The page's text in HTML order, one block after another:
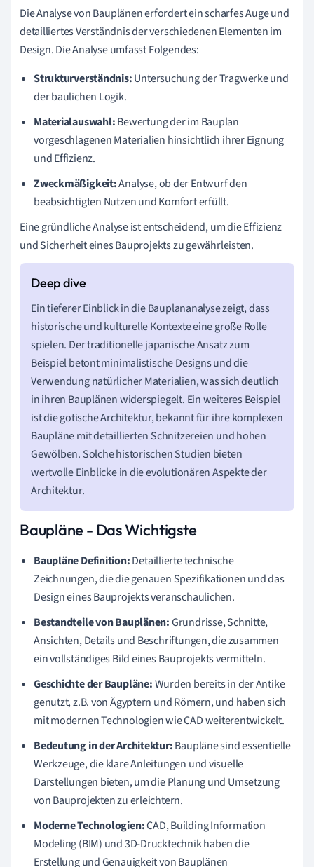
Die Analyse von Bauplänen erfordert ein scharfes Auge und
detailliertes Verständnis der verschiedenen Elementen im
Design. Die Analyse umfasst Folgendes:
Strukturverständnis:Untersuchung der Tragwerke und
der baulichen Logik.
Materialauswahl:Bewertung der im Bauplan
vorgeschlagenen Materialien hinsichtlich ihrer Eignung
und Effizienz.
Zweckmäßigkeit:Analyse, ob der Entwurf den
beabsichtigten Nutzen und Komfort erfüllt.
Eine gründliche Analyse ist entscheidend, um die Effizienz
und Sicherheit eines Bauprojekts zu gewährleisten.
Ein tieferer Einblick in die Bauplananalyse zeigt, dass
historische und kulturelle Kontexte eine große Rolle
spielen. Der traditionelle japanische Ansatz zum
Beispiel betont minimalistische Designs und die
Verwendung natürlicher Materialien, was sich deutlich
in ihren Bauplänen widerspiegelt. Ein weiteres Beispiel
ist die gotische Architektur, bekannt für ihre komplexen
Baupläne mit detaillierten Schnitzereien und hohen
Gewölben. Solche historischen Studien bieten
wertvolle Einblicke in die evolutionären Aspekte der
Architektur.
Baupläne - Das Wichtigste
Baupläne Definition:Detaillierte technische
Zeichnungen, die die genauen Spezifikationen und das
Design eines Bauprojekts veranschaulichen.
Bestandteile von Bauplänen:Grundrisse, Schnitte,
Ansichten, Details und Beschriftungen, die zusammen
ein vollständiges Bild eines Bauprojekts vermitteln.
Geschichte der Baupläne:Wurden bereits in der Antike
genutzt, z.B. von Ägyptern und Römern, und haben sich
mit modernen Technologien wie CAD weiterentwickelt.
Bedeutung in der Architektur:Baupläne sind essentielle
Werkzeuge, die klare Anleitungen und visuelle
Darstellungen bieten, um die Planung und Umsetzung
von Bauprojekten zu erleichtern.
Moderne Technologien:CAD, Building Information
Modeling (BIM) und 3D-Drucktechnik haben die
Erstellung und Genauigkeit von Bauplänen